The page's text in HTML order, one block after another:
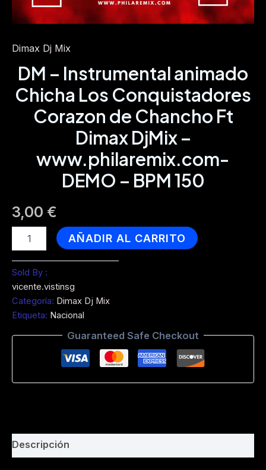
Dimax Dj Mix
DM – Instrumental animado
Chicha Los Conquistadores
Corazon de Chancho Ft
Dimax DjMix –
www.philaremix.com-
DEMO – BPM 150
3,00 €
animado
Los
Conquistadores
Corazon
Chancho
-
BPM
150
cantidad
AÑADIR AL CARRITO
Sold By :
vicente.vistinsg
Categoría: Dimax Dj Mix
Etiqueta: Nacional
Guaranteed Safe Checkout
Descripción